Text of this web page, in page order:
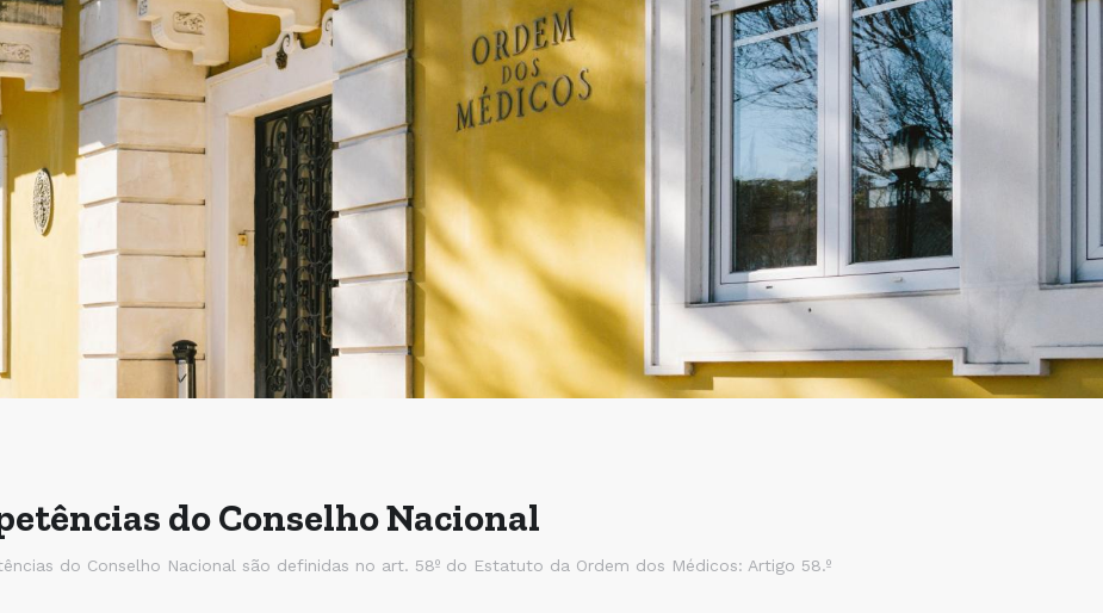
do Conselho Nacional
do Conselho Nacional são definidas no art. 58º do Estatuto da Ordem dos Médicos: Artigo 58.º